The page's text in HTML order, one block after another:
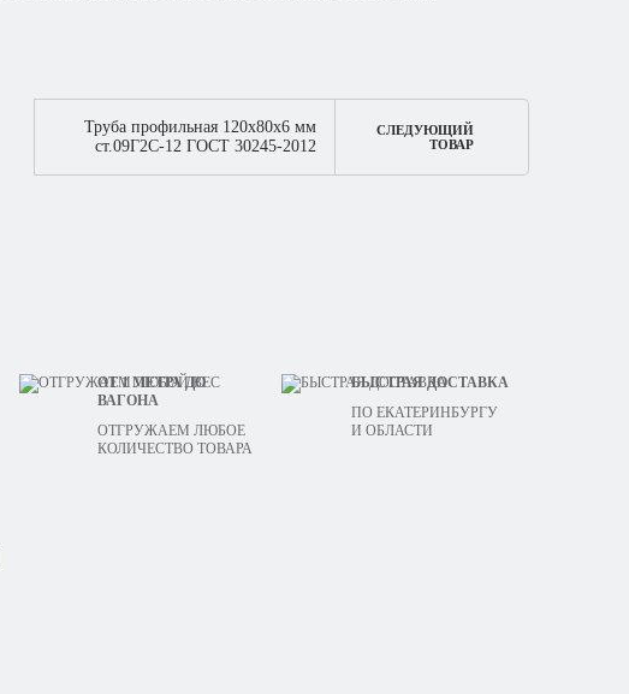
Труба профильная 120х80х6 мм
ст.09Г2С-12 ГОСТ 30245-2012
СЛЕДУЮЩИЙ
ТОВАР
ОТ 1 МЕТРА ДО
ВАГОНА
ОТГРУЖАЕМ ЛЮБОЕ
КОЛИЧЕСТВО ТОВАРА
БЫСТРАЯ ДОСТАВКА
ПО ЕКАТЕРИНБУРГУ
И ОБЛАСТИ